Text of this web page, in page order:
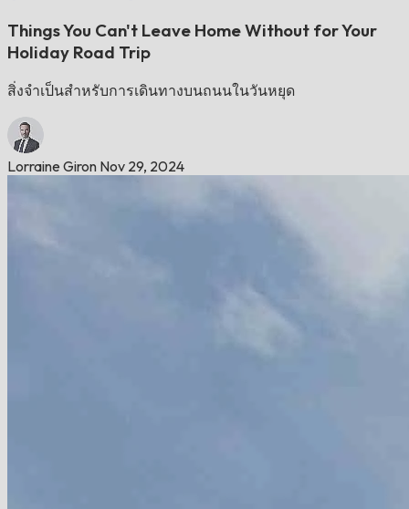
Things You Can't Leave Home Without for Your
Holiday Road Trip
สิ่งจำเป็นสำหรับการเดินทางบนถนนในวันหยุด
Lorraine Giron Nov 29, 2024